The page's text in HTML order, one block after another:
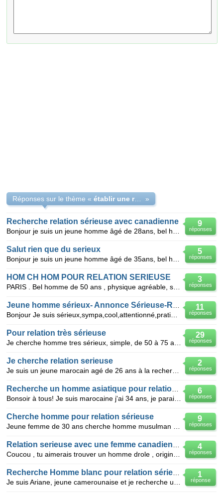
Réponses sur le thème « établir une relation très sérieuse ou trop amicale »
9
réponses
Recherche relation sérieuse avec canadienne
5
réponses
Salut rien que du serieux
3
réponses
HOM CH HOM POUR RELATION SERIEUSE
11
réponses
29
réponses
Pour relation très sérieuse
2
réponses
Je cherche relation serieuse
6
réponses
9
réponses
Cherche homme pour relation sérieuse
4
réponses
1
réponse